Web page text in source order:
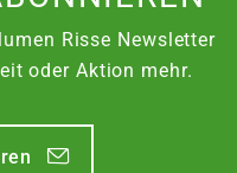
Risse Newsletter
oder Aktion mehr.